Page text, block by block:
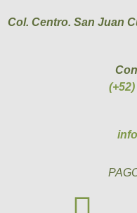
Col. Centro. San Juan